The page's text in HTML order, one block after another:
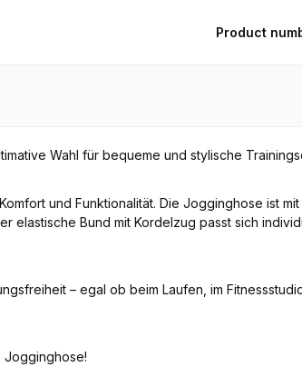
Product
Wahl für bequeme und stylische
und Funktionalität. Die Jogginghose ist
elastische Bund mit Kordelzug passt sich
– egal ob beim Laufen, im
Jogginghose!